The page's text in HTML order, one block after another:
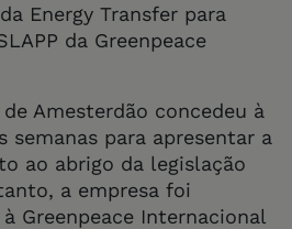
Energy Transfer para
da Greenpeace
Amesterdão concedeu à
semanas para apresentar a
ao abrigo da legislação
a empresa foi
Greenpeace Internacional